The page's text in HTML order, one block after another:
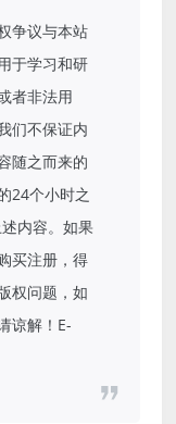
争议与本站
于学习和研
者非法用
们不保证内
随之而来的
24个小时之
内容。如果
买注册，得
权问题，如
谅解！E-